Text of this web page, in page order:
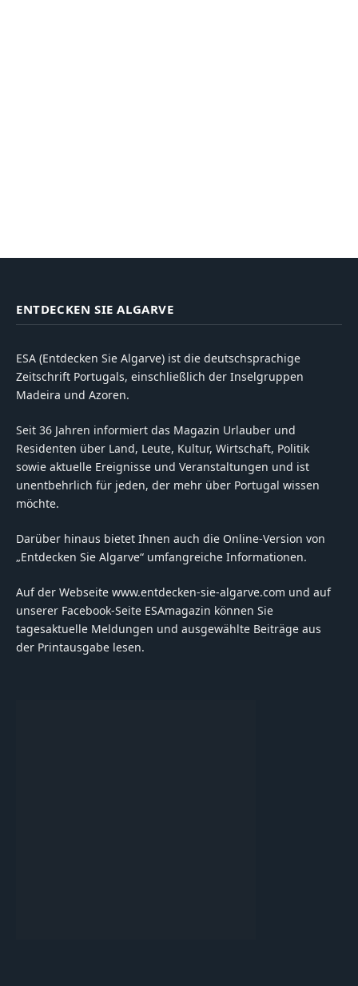
ENTDECKEN SIE ALGARVE
ESA (Entdecken Sie Algarve) ist die deutschsprachige
Zeitschrift Portugals, einschließlich der Inselgruppen
Madeira und Azoren.
Seit 36 Jahren informiert das Magazin Urlauber und
Residenten über Land, Leute, Kultur, Wirtschaft, Politik
sowie aktuelle Ereignisse und Veranstaltungen und ist
unentbehrlich für jeden, der mehr über Portugal wissen
möchte.
Darüber hinaus bietet Ihnen auch die Online-Version von
„Entdecken Sie Algarve“ umfangreiche Informationen.
Auf der Webseite www.entdecken-sie-algarve.com und auf
unserer Facebook-Seite ESAmagazin können Sie
tagesaktuelle Meldungen und ausgewählte Beiträge aus
der Printausgabe lesen.